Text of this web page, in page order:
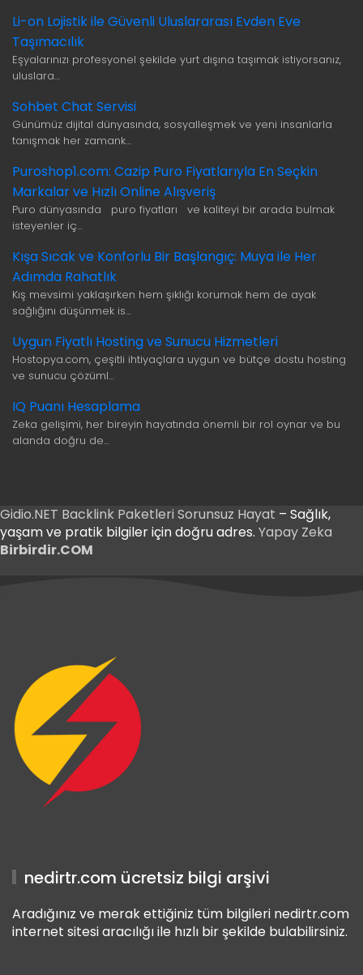
Li-on Lojistik ile Güvenli Uluslararası Evden Eve
Taşımacılık
Eşyalarınızı profesyonel şekilde yurt dışına taşımak istiyorsanız,
uluslara…
Sohbet Chat Servisi
Günümüz dijital dünyasında, sosyalleşmek ve yeni insanlarla
tanışmak her zamank…
Puroshop1.com: Cazip Puro Fiyatlarıyla En Seçkin
Markalar ve Hızlı Online Alışveriş
Puro dünyasında puro fiyatları ve kaliteyi bir arada bulmak
isteyenler iç…
Kışa Sıcak ve Konforlu Bir Başlangıç: Muya ile Her
Adımda Rahatlık
Kış mevsimi yaklaşırken hem şıklığı korumak hem de ayak
sağlığını düşünmek is…
Uygun Fiyatlı Hosting ve Sunucu Hizmetleri
Hostopya.com, çeşitli ihtiyaçlara uygun ve bütçe dostu hosting
ve sunucu çözüml…
IQ Puanı Hesaplama
Zeka gelişimi, her bireyin hayatında önemli bir rol oynar ve bu
alanda doğru de…
Gidio.NET Backlink Paketleri Sorunsuz Hayat – Sağlık,
yaşam ve pratik bilgiler için doğru adres. Yapay Zeka
Birbirdir.COM
nedirtr.com ücretsiz bilgi arşivi
Aradığınız ve merak ettiğiniz tüm bilgileri nedirtr.com
internet sitesi aracılığı ile hızlı bir şekilde bulabilirsiniz.